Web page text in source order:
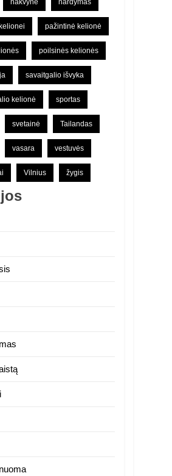
nakvynė nardymas
pažintinė kelionė
poilsinės kelionės
savaitgalio išvyka
kelionė sportas
svetainė Tailandas
vasara vestuvės
Vilnius žygis